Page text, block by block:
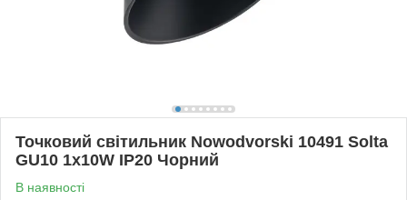
Точковий світильник Nowodvorski 10491 Solta
GU10 1x10W IP20 Чорний
В наявності